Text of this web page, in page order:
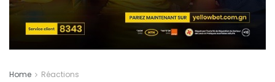
Home Réactions